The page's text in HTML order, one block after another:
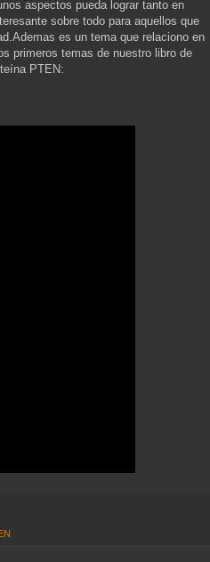
aspectos pueda lograr tanto en
sobre todo para aquellos que
es un tema que relaciono en
primeros temas de nuestro libro de
PTEN: